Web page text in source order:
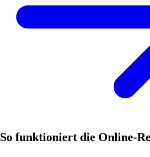
So funktioniert die Online-